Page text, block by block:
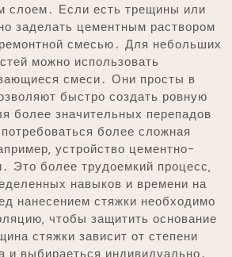
слоем․ Если есть трещины или
заделать цементным раствором
смесью․ Для небольших
можно использовать
смеси․ Они просты в
быстро создать ровную
более значительных перепадов
более сложная
устройство цементно-
Это более трудоемкий процесс‚
навыков и времени на
нанесением стяжки необходимо
чтобы защитить основание
стяжки зависит от степени
и выбираеться индивидуально․